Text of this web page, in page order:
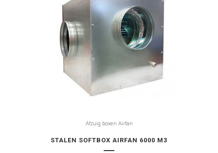
Afzuig boxen Airfan
STALEN SOFTBOX AIRFAN 6000 M3